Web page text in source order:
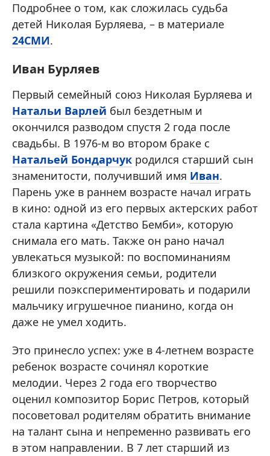
Подробнее о том, как сложилась судьба
детей Николая Бурляева, – в материале
24СМИ.
Иван Бурляев
Первый семейный союз Николая Бурляева и
Натальи Варлей был бездетным и
окончился разводом спустя 2 года после
свадьбы. В 1976-м во втором браке с
Натальей Бондарчук родился старший сын
знаменитости, получивший имя Иван.
Парень уже в раннем возрасте начал играть
в кино: одной из его первых актерских работ
стала картина «Детство Бемби», которую
снимала его мать. Также он рано начал
увлекаться музыкой: по воспоминаниям
близкого окружения семьи, родители
решили поэкспериментировать и подарили
мальчику игрушечное пианино, когда он
даже не умел ходить.
Это принесло успех: уже в 4-летнем возрасте
ребенок возрасте сочинял короткие
мелодии. Через 2 года его творчество
оценил композитор Борис Петров, который
посоветовал родителям обратить внимание
на талант сына и непременно развивать его
в этом направлении. В 7 лет старший из